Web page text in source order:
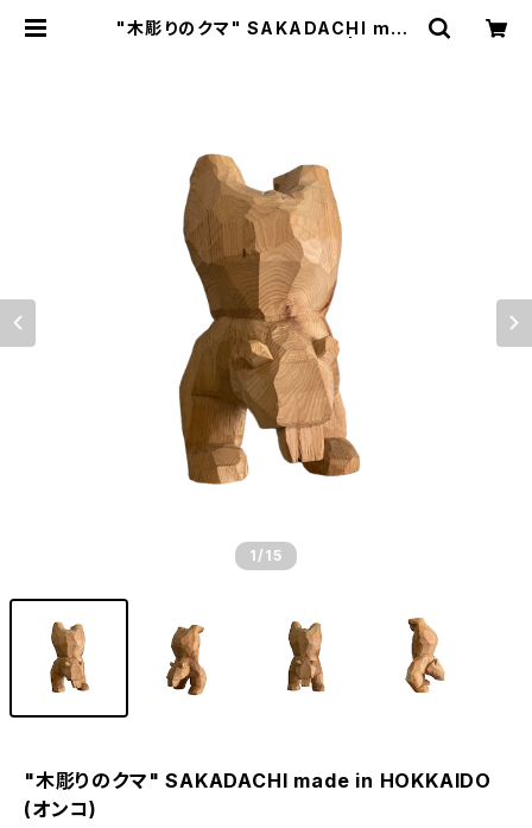
"木彫りのクマ" SAKADACHI mad
1 /15
"木彫りのクマ" SAKADACHI made in HOKKAIDO
(オンコ)